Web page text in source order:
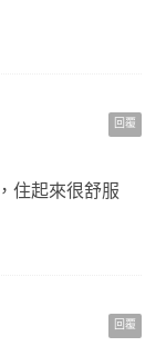
回覆
住起來很舒服
回覆